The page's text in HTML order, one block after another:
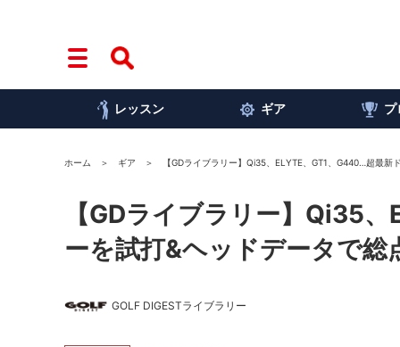
レッスン ギア プ
ホーム ギア 【GDライブラリー】Qi35、ELYTE、GT1、G440…超最
【GDライブラリー】Qi35
ーを試打&ヘッドデータで総
GOLF DIGESTライブラリー